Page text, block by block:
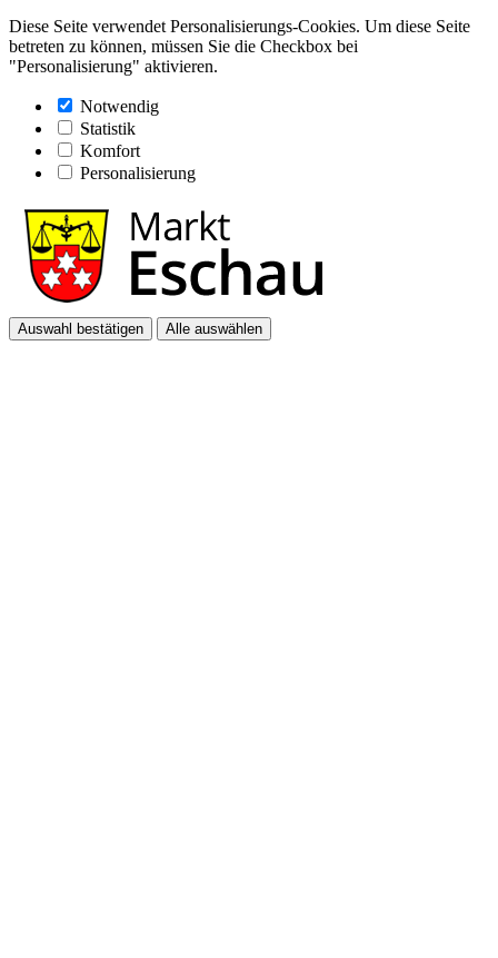
Diese Seite verwendet Personalisierungs-Cookies. Um diese Seite
betreten zu können, müssen Sie die Checkbox bei
"Personalisierung" aktivieren.
Notwendig
Statistik
Komfort
Personalisierung
Auswahl bestätigen Alle auswählen